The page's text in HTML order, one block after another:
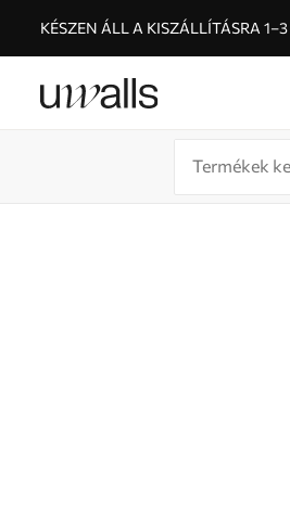
KÉSZEN ÁLL A KISZÁLLÍTÁSRA